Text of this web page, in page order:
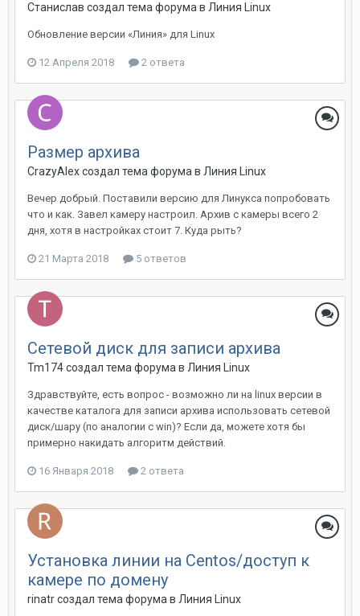
Станислав создал тема форума в Линия Linux
Обновление версии «Линия» для Linux
12 Апреля 2018 2 ответа
Размер архива
CrazyAlex создал тема форума в Линия Linux
Вечер добрый. Поставили версию для Линукса попробовать
что и как. Завел камеру настроил. Архив с камеры всего 2
дня, хотя в настройках стоит 7. Куда рыть?
21 Марта 2018 5 ответов
Сетевой диск для записи архива
Tm174 создал тема форума в Линия Linux
Здравствуйте, есть вопрос - возможно ли на linux версии в
качестве каталога для записи архива использовать сетевой
диск/шару (по аналогии с win)? Если да, можете хотя бы
примерно накидать алгоритм действий.
16 Января 2018 2 ответа
Установка линии на Centos/доступ к
камере по домену
rinatr создал тема форума в Линия Linux